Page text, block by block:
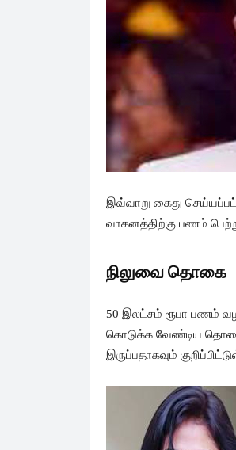
இவ்வாறு கைது
வாகனத்திற்கு பணம்
நிலுவை தொகை
50 இலட்சம் ரூபா பணம்
கொடுக்க வேண்டிய
இருப்பதாகவும்